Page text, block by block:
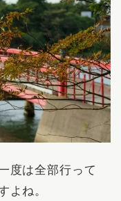
度は全部行って
よね。